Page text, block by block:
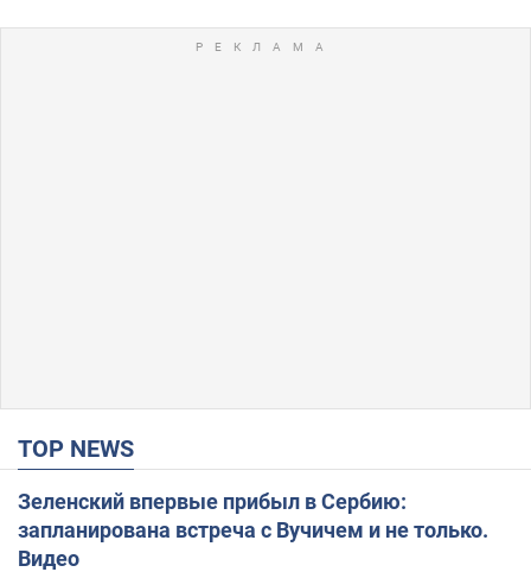
TOP NEWS
Зеленский впервые прибыл в Сербию:
запланирована встреча с Вучичем и не только.
Видео